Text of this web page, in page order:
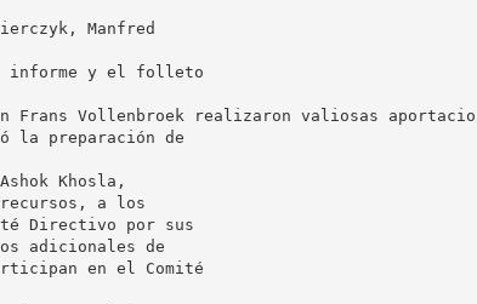
Manfred
informe y el folleto
con Frans Vollenbroek realizaron valiosas
la preparación de
Khosla,
a los
Directivo por sus
adicionales de
en el Comité